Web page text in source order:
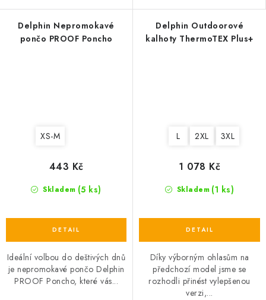
Delphin Nepromokavé
pončo PROOF Poncho
XS-M
Skladem (5 ks)
443 Kč
Ideální volbou do deštivých dnů
je nepromokavé pončo Delphin
PROOF Poncho, které vás...
Delphin Outdoorové
kalhoty ThermoTEX Plus+
L 2XL 3XL
Skladem (1 ks)
1 078 Kč
Díky výborným ohlasům na
předchozí model jsme se
rozhodli přinést vylepšenou
verzi,...